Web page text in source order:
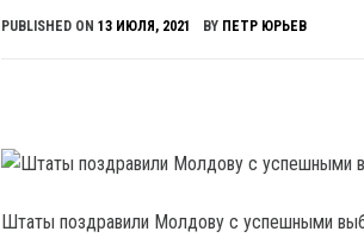
PUBLISHED ON 13 ИЮЛЯ, 2021 BY ПЕТР ЮРЬЕВ
Штаты поздравили Молдову с успешными